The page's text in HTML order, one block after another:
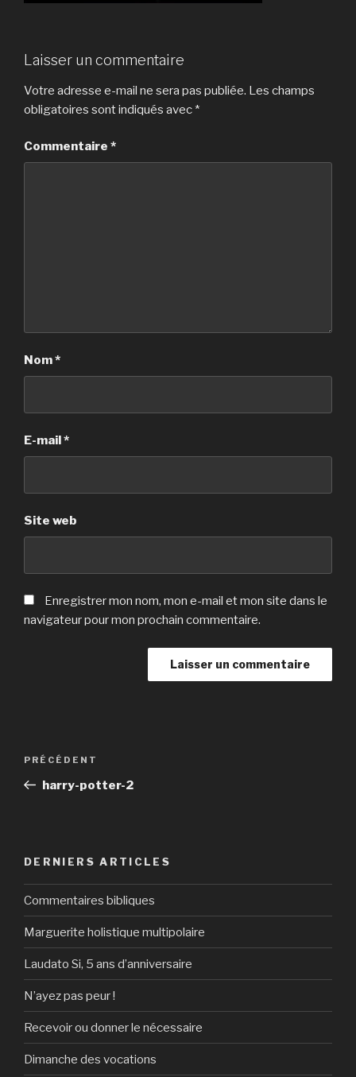
Laisser un commentaire
Votre adresse e-mail ne sera pas publiée. Les champs
obligatoires sont indiqués avec *
Commentaire *
Nom*
E-mail*
Site web
Enregistrer mon nom, mon e-mail et mon site dans le
navigateur pour mon prochain commentaire.
Navigation
l’article
Article
précédent
PRÉCÉDENT
harry-potter-2
DERNIERS ARTICLES
Commentaires bibliques
Marguerite holistique multipolaire
Laudato Si, 5 ans d’anniversaire
N’ayez pas peur !
Recevoir ou donner le nécessaire
Dimanche des vocations